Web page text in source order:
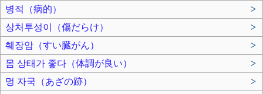
병적（病的）
>
상처투성이（傷だらけ）
>
췌장암（すい臓がん）
>
몸 상태가 좋다（体調が良い）
>
멍 자국（あざの跡）
>